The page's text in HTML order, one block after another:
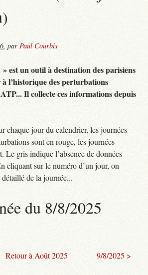
,parPaul Courbis
est un outil à destination des parisiens
l’historique des perturbations
Il collecte ces informations depuis
chaque jour du calendrier, les journées
sont en rouge, les journées
Le gris indique l’absence de données
cliquant sur le numéro d’un jour, on
de la journée...
du 8/8/2025
Retour à Août 2025 9/8/2025 >